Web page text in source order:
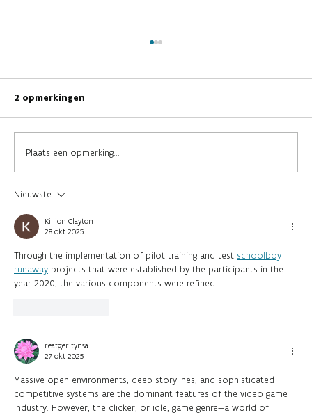
en nieuw talent in Alden Biesen
2 opmerkingen
Plaats een opmerking...
Nieuwste
Killion Clayton
28 okt 2025
Through the implementation of pilot training and test schoolboy
runaway projects that were established by the participants in the
year 2020, the various components were refined.
reatger tynsa
27 okt 2025
Massive open environments, deep storylines, and sophisticated
competitive systems are the dominant features of the video game
industry. However, the clicker, or idle, game genre—a world of